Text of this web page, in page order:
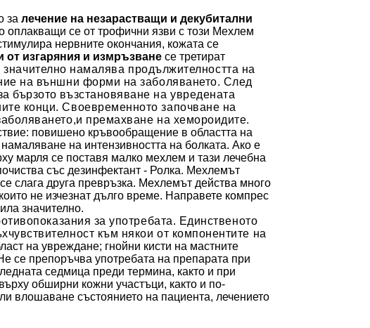
за лечение на незарастващи и декубитални
оплакващи се от трофични язви с този Мехлем
нервните окончания, кожата се
от изгаряния и измръзване се третират
значително намалява продължителността на
на външни форми на заболяването. След
бързото възстановяване на увредената
конци. Своевременното започване на
премахване на хемороидите.
повишено кръвообращение в областта на
на интензивността на болката. Ако е
марля се поставя малко мехлем и тази лечебна
със дезинфектант - Ролка. Мехлемът
слага друга превръзка. Мехлемът действа много
не изчезнат дълго време. Направете компрес
значително.
за употребата. Единственото
към някои от компонентите на
на увреждане; гнойни кисти на мастните
се препоръчва употребата на препарата при
седмица преди термина, както и при
обширни кожни участъци, както и по-
влошаване състоянието на пациента, лечението